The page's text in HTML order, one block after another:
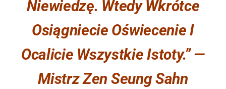
Niewiedzę. Wtedy Wkrótce
Osiągniecie Oświecenie I
Ocalicie Wszystkie Istoty.”—
Mistrz Zen Seung Sahn